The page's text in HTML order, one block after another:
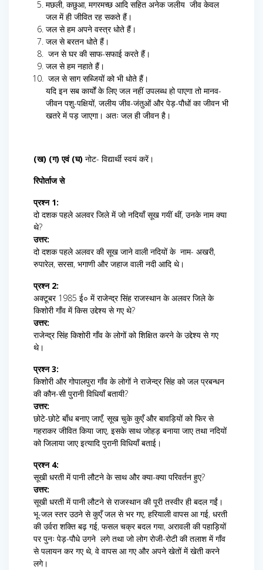
मछली, कछुआ, मगरमच्छ आदि सहित अनेक जलीय जीव केवल
जल में ही जीवित रह सकते हैं।
जल से हम अपने वस्त्र धोते हैं।
जल से बरतन धोते हैं।
जन से घर की साफ-सफाई करते हैं।
जल से हम नहाते हैं।
जल से साग सब्जियों को भी धोते हैं।
यदि इन सब कार्यों के लिए जल नहीं उपलब्ध हो पाएगा तो मानव-
जीवन पशु-पक्षियों, जलीय जीव-जंतुओं और पेड़-पौधों का जीवन भी
खतरे में पड़ जाएगा। अतः जल ही जीवन है।
(ख) (ग) एवं (घ) नोट- विद्यार्थी स्वयं करें।
रिपोर्ताज से
प्रश्न 1:
दो दशक पहले अलवर जिले में जो नदियाँ सूख गयीं थीं, उनके नाम क्या
थे?
उत्तर:
दो दशक पहले अलवर की सूख जाने वाली नदियों के नाम- अखरी,
रुपारेल, सरसा, भगाणी और जहाज वाली नदी आदि थे।
प्रश्न 2:
अक्टूबर 1985 ई० में राजेन्द्र सिंह राजस्थान के अलवर जिले के
किशोरी गाँव में किस उद्देश्य से गए थे?
उत्तर:
राजेन्द्र सिंह किशोरी गाँव के लोगों को शिक्षित करने के उद्देश्य से गए
थे।
प्रश्न 3:
किशोरी और गोपालपुरा गाँव के लोगों ने राजेन्द्र सिंह को जल प्रबन्धन
की कौन-सी पुरानी विधियाँ बतायी?
उत्तर:
छोटे-छोटे बाँध बनाए जाएँ, सूख चुके कुएँ और बावड़ियों को फिर से
गहराकर जीवित किया जाए, इसके साथ जोहड़ बनाया जाए तथा नदियों
को जिलाया जाए इत्यादि पुरानी विधियाँ बताई।
प्रश्न 4:
सूखी धरती में पानी लौटने के साथ और क्या-क्या परिवर्तन हुए?
उत्तर:
सूखी धरती में पानी लौटने से राजस्थान की पूरी तस्वीर ही बदल गईं।
भू-जल स्तर उठने से कुएँ जल से भर गए, हरियाली वापस आ गई, धरती
की उर्वरा शक्ति बढ़ गई, फसल चक्र बदल गया, अरावली की पहाड़ियों
पर पुनः पेड़-पौधे उगने लगे तथा जो लोग रोजी-रोटी की तलाश में गाँव
से पलायन कर गए थे, वे वापस आ गए और अपने खेतों में खेती करने
लगे।